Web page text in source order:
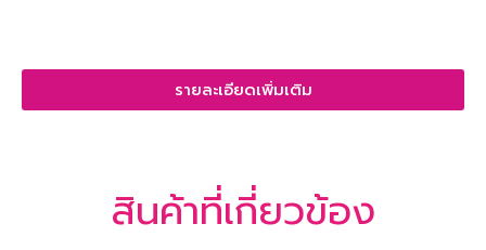
รายละเอียดเพิ่มเติม
สินค้าที่เกี่ยวข้อง